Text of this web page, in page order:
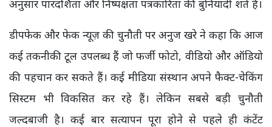
अनुसार पारदर्शिता और निष्पक्षता पत्रकारिता की बुनियादी शर्त है।
डीपफेक और फेक न्यूज़ की चुनौती पर अनुज खरे ने कहा कि आज
कई तकनीकी टूल उपलब्ध हैं जो फर्जी फोटो, वीडियो और ऑडियो
की पहचान कर सकते हैं। कई मीडिया संस्थान अपने फैक्ट-चेकिंग
सिस्टम भी विकसित कर रहे हैं। लेकिन सबसे बड़ी चुनौती
जल्दबाजी है। कई बार सत्यापन पूरा होने से पहले ही कंटेंट